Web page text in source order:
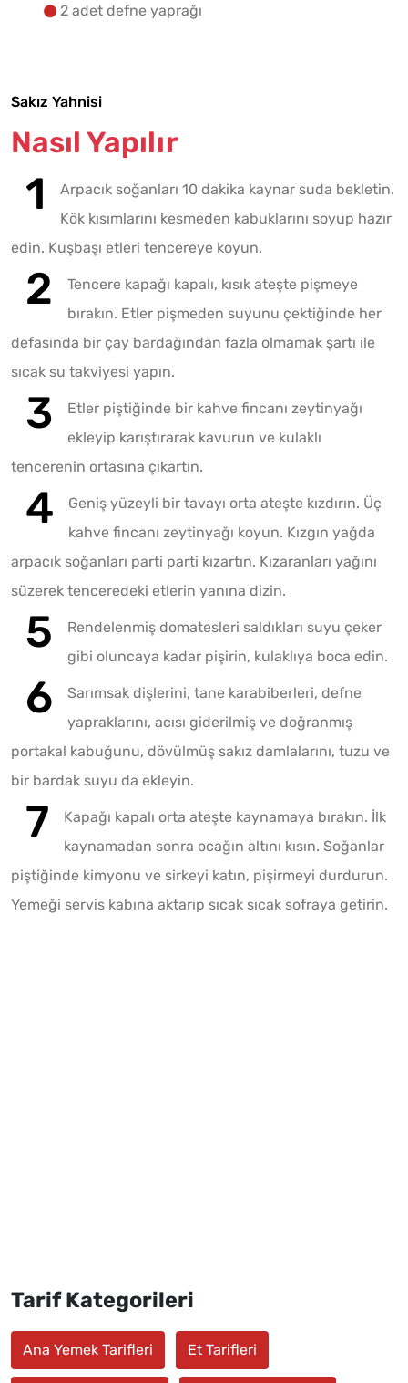
2 adet defne yaprağı
Sakız Yahnisi
Nasıl Yapılır
Arpacık soğanları 10 dakika kaynar suda bekletin.
Kök kısımlarını kesmeden kabuklarını soyup hazır
edin. Kuşbaşı etleri tencereye koyun.
Tencere kapağı kapalı, kısık ateşte pişmeye
bırakın. Etler pişmeden suyunu çektiğinde her
defasında bir çay bardağından fazla olmamak şartı ile
sıcak su takviyesi yapın.
Etler piştiğinde bir kahve fincanı zeytinyağı
ekleyip karıştırarak kavurun ve kulaklı
tencerenin ortasına çıkartın.
Geniş yüzeyli bir tavayı orta ateşte kızdırın. Üç
kahve fincanı zeytinyağı koyun. Kızgın yağda
arpacık soğanları parti parti kızartın. Kızaranları yağını
süzerek tenceredeki etlerin yanına dizin.
Rendelenmiş domatesleri saldıkları suyu çeker
gibi oluncaya kadar pişirin, kulaklıya boca edin.
Sarımsak dişlerini, tane karabiberleri, defne
yapraklarını, acısı giderilmiş ve doğranmış
portakal kabuğunu, dövülmüş sakız damlalarını, tuzu ve
bir bardak suyu da ekleyin.
Kapağı kapalı orta ateşte kaynamaya bırakın. İlk
kaynamadan sonra ocağın altını kısın. Soğanlar
piştiğinde kimyonu ve sirkeyi katın, pişirmeyi durdurun.
Yemeği servis kabına aktarıp sıcak sıcak sofraya getirin.
Tarif Kategorileri
Ana Yemek Tarifleri Et Tarifleri